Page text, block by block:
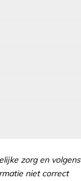
zorg en volgens
niet correct